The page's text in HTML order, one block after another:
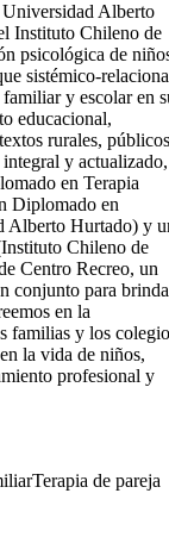
Alberto
Instituto Chileno de
psicológica de
sistémico-
y escolar en
educacional,
rurales, públicos
y actualizado,
en Terapia
Diplomado en
Alberto Hurtado) y
Chileno de
Centro Recreo, un
conjunto para
en la
familias y los
la vida de niños,
profesional y
Terapia de pareja